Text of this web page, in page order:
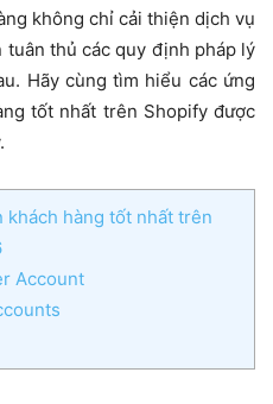
không chỉ cải thiện dịch vụ
tuân thủ các quy định pháp lý
Hãy cùng tìm hiểu các ứng
tốt nhất trên Shopify được
khách hàng tốt nhất trên
Account